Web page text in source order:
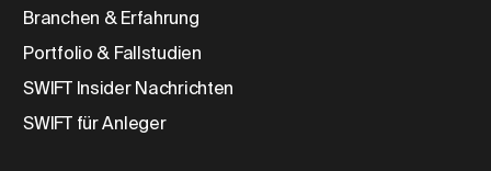
Branchen & Erfahrung
Portfolio & Fallstudien
SWIFT Insider Nachrichten
SWIFT für Anleger